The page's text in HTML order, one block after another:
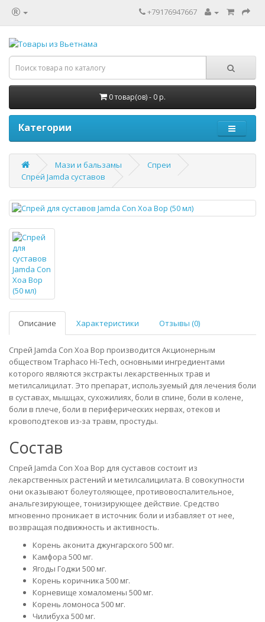
+79176947667
0 товар(ов) - 0 р.
Категории
Мази и бальзамы
Спреи
Спрей Jamda суставов
Описание Характеристики Отзывы (0)
Спрей Jamda Con Xoa Bop производится Акционерным
обществом Traphaco Hi-Tech, основными ингредиентами
которого являются экстракты лекарственных трав и
метилсалицилат. Это препарат, используемый для лечения боли
в суставах, мышцах, сухожилиях, боли в спине, боли в колене,
боли в плече, боли в периферических нервах, отеков и
кровоподтеков из-за травм, простуды.
Состав
Спрей Jamda Con Xoa Bop для суставов состоит из
лекарственных растений и метилсалицилата. В совокупности
они оказывают болеутоляющее, противовоспалительное,
анальгезирующее, тонизирующее действие. Средство
мгновенно проникает в источник боли и избавляет от нее,
возвращая подвижность и активность.
Корень аконита джунгарского 500 мг.
Камфора 500 мг.
Ягоды Годжи 500 мг.
Корень коричника 500 мг.
Корневище хомаломены 500 мг.
Корень ломоноса 500 мг.
Чилибуха 500 мг.